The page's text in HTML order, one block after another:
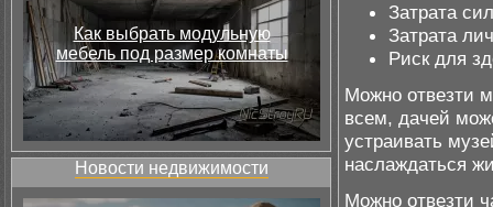
Как выбрать модульную
мебель под размер комнаты
Новости недвижимости
Затрата
Затрата
Риск для
Можно отвезти
всем, дачей
устраивать
наслаждаться
Можно отвезти